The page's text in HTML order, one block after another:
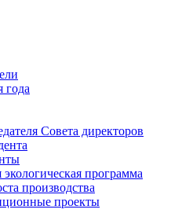
года
Совета директоров
программа
производства
проекты